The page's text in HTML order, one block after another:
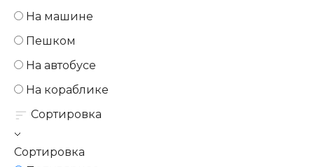
На машине
Пешком
На автобусе
На кораблике
Сортировка
Сортировка